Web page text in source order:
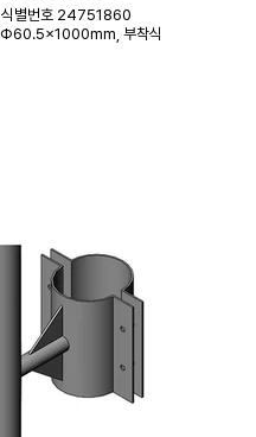
식별번호 24751860
규격 Φ60.5×1000mm, 부착식